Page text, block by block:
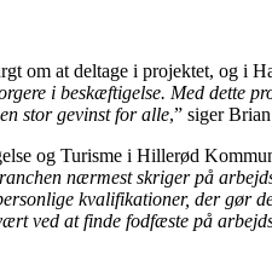
om at deltage i projektet, og i
i beskæftigelse. Med dette
stor gevinst for alle,” siger
og Turisme i Hillerød
nærmest skriger på
kvalifikationer, der
ved at finde fodfæste på